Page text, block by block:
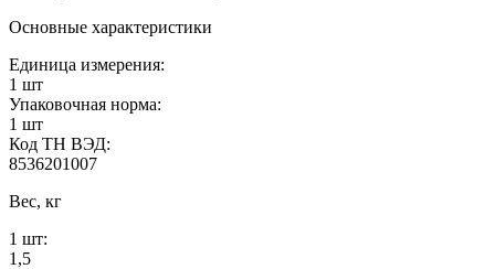
Основные характеристики
Единица измерения:
1 шт
Упаковочная норма:
1 шт
Код ТН ВЭД:
8536201007
Вес, кг
1 шт:
1,5